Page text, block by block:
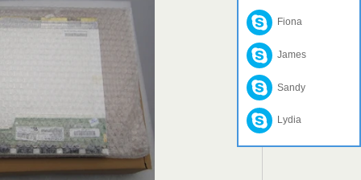
Fiona
James
Sandy
Lydia